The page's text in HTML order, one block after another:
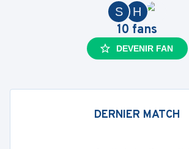
H
S
10 fans
DEVENIR FAN
DERNIER MATCH